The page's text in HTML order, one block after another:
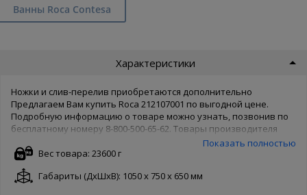
Ванны Roca Contesa
Характеристики
Ножки и слив-перелив приобретаются дополнительно
Предлагаем Вам купить Roca 212107001 по выгодной цене.
Подробную информацию о товаре можно узнать, позвонив по
бесплатному номеру 8-800-500-65-62. Товары производителя
известны во всем мире, поэтому Roca беспокоятся о качестве
товара и защищают его своей гарантией. Чтобы купить Roca
212107001 в нашем интернет магазине, Вам достаточно
оформить заказ онлайн на сайте. Доступны как полная форма
Показать полностью
Вес товара: 23600 г
Габариты (ДxШxВ): 1050 x 750 x 650 мм